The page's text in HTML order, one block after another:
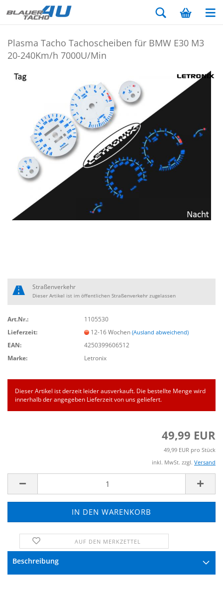
Plas­ma Tacho Ta­cho­schei­ben für BMW E30 M3
20-​240Km/h 7000U/Min
Art.Nr.:
1105530
Lieferzeit:
12-16 Wochen(Ausland abweichend)
EAN:
4250399606512
Marke:
Letronix
Straßenverkehr
Dieser Artikel ist im öffentlichen Straßenverkehr zugelassen
Dieser Artikel ist derzeit leider ausverkauft. Die bestellte Menge wird
innerhalb der angegeben Lieferzeit von uns geliefert.
49,99 EUR
49,99 EUR pro Stück
inkl. MwSt. zzgl. Versand
AUF DEN MERKZETTEL
Beschreibung